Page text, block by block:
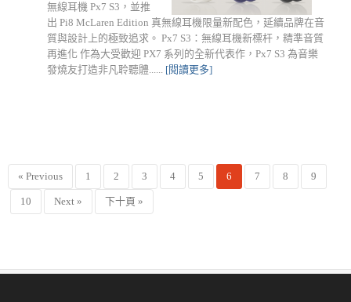
無線耳機 Px7 S3，並推
出 Pi8 McLaren Edition 真無線耳機限量新配色，延續品牌在音
質與設計上的極致追求。 Px7 S3：無線耳機新標杆，精準音質
再進化 作為大受歡迎 PX7 系列的全新代表作，Px7 S3 為音樂
發燒友打造非凡聆聽體...... [閱讀更多]
« Previous 1 2 3 4 5 6 7 8 9
10 Next » 下十頁 »